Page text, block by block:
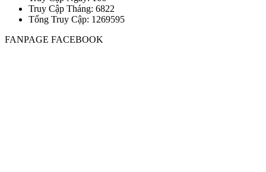
Truy Cập Tháng: 6822
Tổng Truy Cập: 1 269595
FANPAGE FACEBOOK